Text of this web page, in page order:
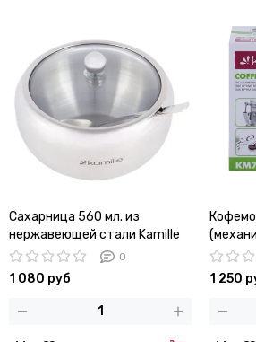
Сахарница 560 мл. из
нержавеющей стали Kamille
KM-7003 с ложечкой и
стеклянной крышкой
0
1 080 руб
7019 с
1 250